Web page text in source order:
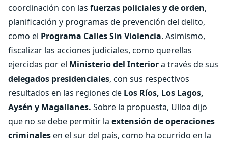
coordinación con las fuerzas policiales y de orden,
planificación y programas de prevención del delito,
como el Programa Calles Sin Violencia. Asimismo,
fiscalizar las acciones judiciales, como querellas
ejercidas por el Ministerio del Interiora través de sus
delegados presidenciales, con sus respectivos
resultados en las regiones de Los Ríos, Los Lagos,
Aysén y Magallanes. Sobre la propuesta, Ulloa dijo
que no se debe permitir la extensión de operaciones
criminalesen el sur del país, como ha ocurrido en la